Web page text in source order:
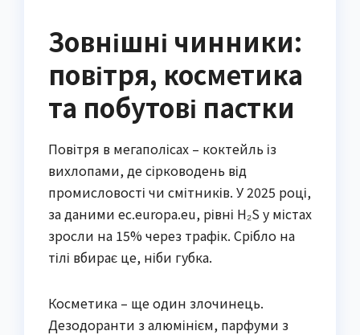
Зовнішні чинники:
повітря, косметика
та побутові пастки
Повітря в мегаполісах – коктейль із
вихлопами, де сірководень від
промисловості чи смітників. У 2025 році,
за даними ec.europa.eu, рівні H₂S у містах
зросли на 15% через трафік. Срібло на
тілі вбирає це, ніби губка.
Косметика – ще один злочинець.
Дезодоранти з алюмінієм, парфуми з